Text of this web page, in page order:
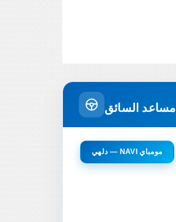
مساعد السائق
دلهي — NAVI مومباي